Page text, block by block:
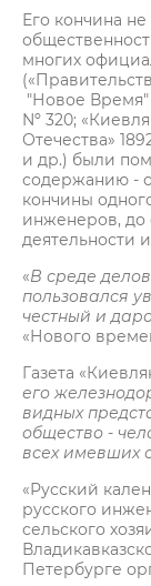
Его кончина
многих
"Новое Время"
Nº 320;
Отечества»
и др.) были
содержанию -
кончины
инженеров, до
деятельности
«В среде
пользовался
честный и
«Нового
Газета
его
видных
общество -
всех имевших
«Русский
русского
сельского
Петербурге